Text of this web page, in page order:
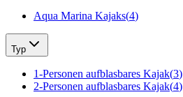
Aqua Marina Kajaks(4)
Typ
1-Personen aufblasbares Kajak(3)
2-Personen aufblasbares Kajak(4)